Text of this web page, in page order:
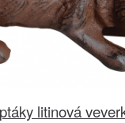
litinová